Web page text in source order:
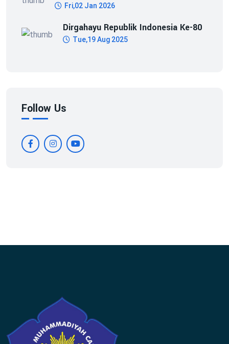
Fri,02 Jan 2026
Dirgahayu Republik Indonesia Ke-80
Tue,19 Aug 2025
Follow Us